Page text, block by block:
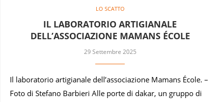
LO SCATTO
IL LABORATORIO ARTIGIANALE
DELL’ASSOCIAZIONE MAMANS ÉCOLE
29 Settembre 2025
Il laboratorio artigianale dell’associazione Mamans École. –
Foto di Stefano Barbieri Alle porte di dakar, un gruppo di